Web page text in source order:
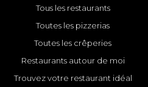
Tous les restaurants
Toutes les pizzerias
Toutes les crêperies
Restaurants autour de moi
Trouvez votre restaurant idéal